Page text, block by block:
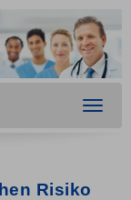
Toggle
Risiko